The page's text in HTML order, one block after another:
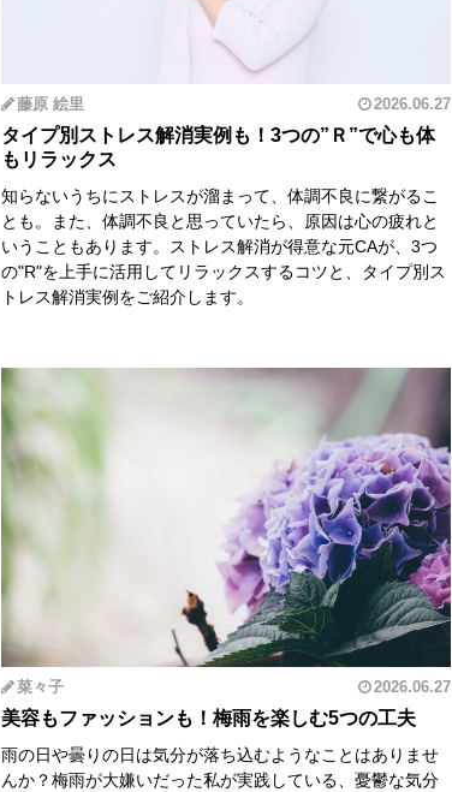
藤原 絵里 2026.06.27
タイプ別ストレス解消実例も！3つの”Ｒ”で心も体
もリラックス
知らないうちにストレスが溜まって、体調不良に繋がるこ
とも。また、体調不良と思っていたら、原因は心の疲れと
いうこともあります。ストレス解消が得意な元CAが、3つ
の"R"を上手に活用してリラックスするコツと、タイプ別ス
トレス解消実例をご紹介します。
菜々子 2026.06.27
美容もファッションも！梅雨を楽しむ5つの工夫
雨の日や曇りの日は気分が落ち込むようなことはありませ
んか？梅雨が大嫌いだった私が実践している、憂鬱な気分